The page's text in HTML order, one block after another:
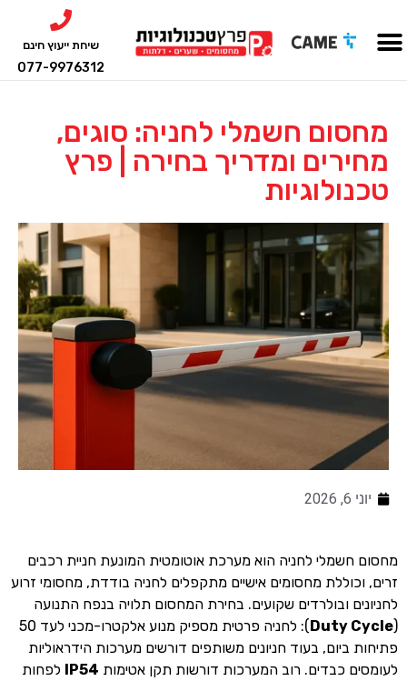
שיחת ייעוץ חינם
077-9976312
מחסום חשמלי לחניה: סוגים,
מחירים ומדריך בחירה | פרץ
טכנולוגיות
יוני 6, 2026
מחסום חשמלי לחניה הוא מערכת אוטומטית המונעת חניית רכבים
זרים, וכוללת מחסומים אישיים מתקפלים לחניה בודדת, מחסומי זרוע
לחניונים ובולרדים שקועים. בחירת המחסום תלויה בנפח התנועה
(
Duty Cycle
): לחניה פרטית מספיק מנוע אלקטרו-מכני לעד 50
פתיחות ביום, בעוד חניונים משותפים דורשים מערכות הידראוליות
לעומסים כבדים. רוב המערכות דורשות תקן אטימות IP54
לפחות